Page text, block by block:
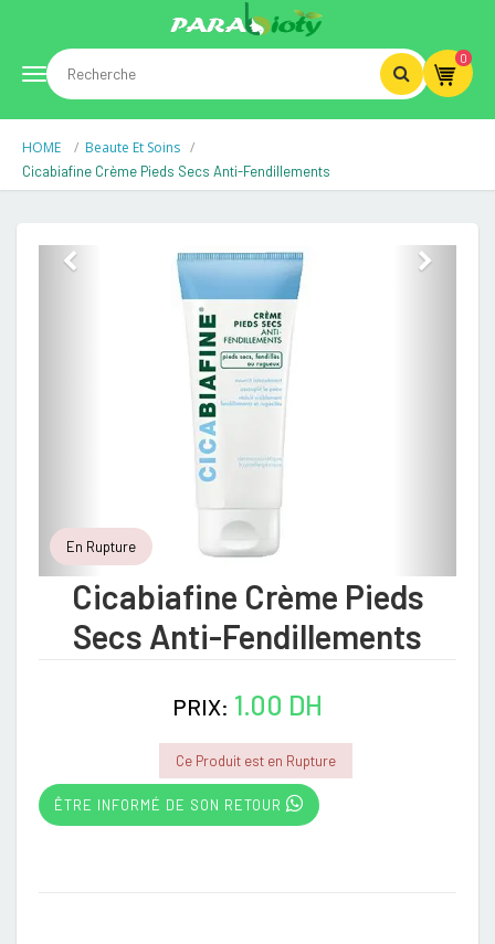
Toggle
navigation
0
HOME Beaute Et Soins
Cicabiafine Crème Pieds Secs Anti-Fendillements
En Rupture
Cicabiafine Crème Pieds
Secs Anti-Fendillements
PRIX: 1.00 DH
Ce Produit est en Rupture
ÊTRE INFORMÉ DE SON RETOUR